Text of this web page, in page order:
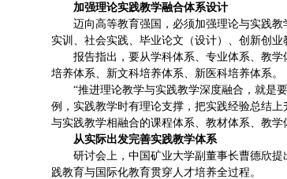
加强理论实践教学融合体系设计
迈向高等教育强国，必须加强理论与实践
实训、社会实践、毕业论文（设计）、创新创
报告指出，要从学科体系、专业体系、教
培养体系、新文科培养体系、新医科培养体系。
“推进理论教学与实践教学深度融合，就是
例，实践教学时有理论支撑，把实践经验总结
与实践教学相融合的课程体系、教材体系、教学
从实际出发完善实践教学体系
研讨会上，中国矿业大学副董事长曹德欣
践教育与国际化教育贯穿人才培养全过程。